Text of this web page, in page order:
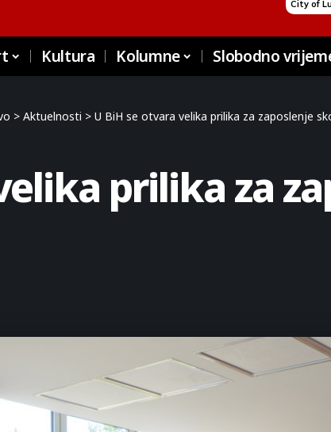
Kultura Kolumne Slobodno
> Aktuelnosti > U BiH se otvara velika prilika za zaposlenje
prilika za